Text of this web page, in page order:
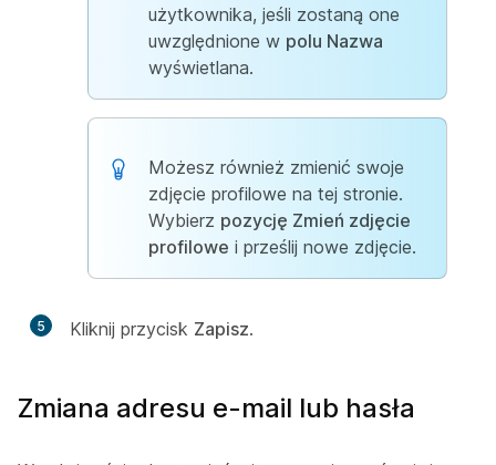
użytkownika, jeśli zostaną one
uwzględnione w polu Nazwa
wyświetlana.
Możesz również zmienić swoje
zdjęcie profilowe na tej stronie.
Wybierz pozycję Zmień zdjęcie
profilowe i prześlij nowe zdjęcie.
5 Kliknij przycisk Zapisz.
Zmiana adresu e-mail lub hasła